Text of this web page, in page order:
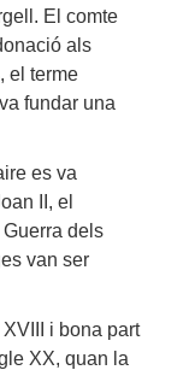
El comte
als
el terme
fundar una
es va
II, el
dels
van ser
i bona part
XX, quan la